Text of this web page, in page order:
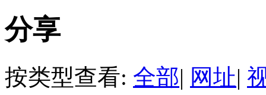
分享
按类型查看: 全部| 网址|